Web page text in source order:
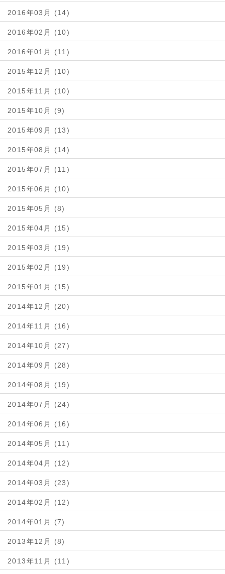
2016年03月 (14)
2016年02月 (10)
2016年01月 (11)
2015年12月 (10)
2015年11月 (10)
2015年10月 (9)
2015年09月 (13)
2015年08月 (14)
2015年07月 (11)
2015年06月 (10)
2015年05月 (8)
2015年04月 (15)
2015年03月 (19)
2015年02月 (19)
2015年01月 (15)
2014年12月 (20)
2014年11月 (16)
2014年10月 (27)
2014年09月 (28)
2014年08月 (19)
2014年07月 (24)
2014年06月 (16)
2014年05月 (11)
2014年04月 (12)
2014年03月 (23)
2014年02月 (12)
2014年01月 (7)
2013年12月 (8)
2013年11月 (11)